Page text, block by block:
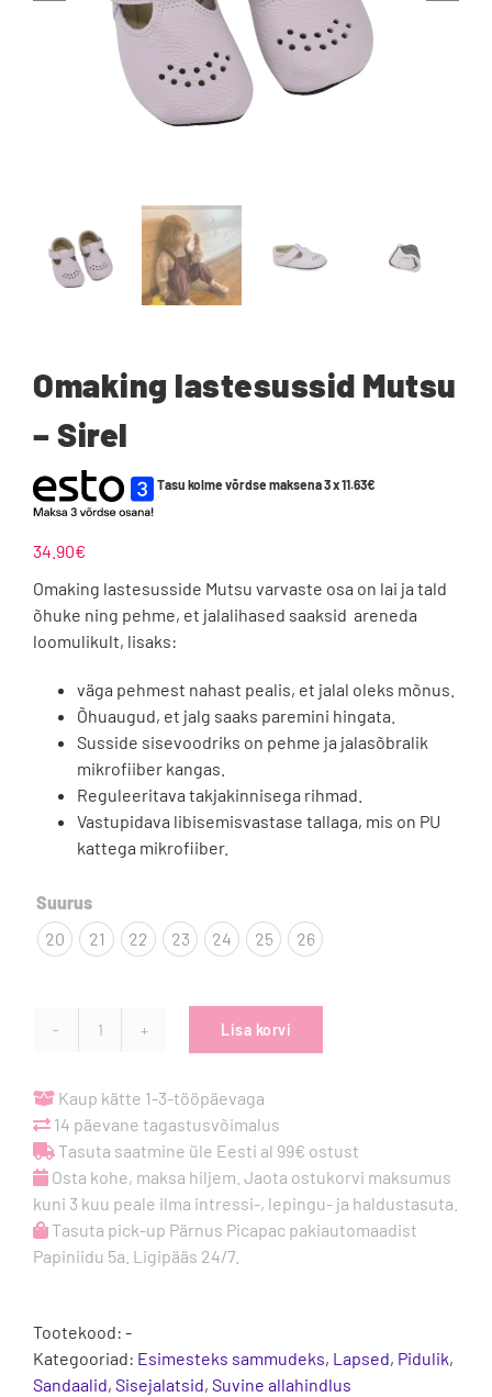
Omaking lastesussid Mutsu
– Sirel
Tasu kolme võrdse maksena 3 x11.63€
34.90€
Omaking lastesusside Mutsu varvaste osa on lai ja tald
õhuke ning pehme, et jalalihased saaksid areneda
loomulikult, lisaks:
väga pehmest nahast pealis, et jalal oleks mõnus.
Õhuaugud, et jalg saaks paremini hingata.
Susside sisevoodriks on pehme ja jalasõbralik
mikrofiiber kangas.
Reguleeritava takjakinnisega rihmad.
Vastupidava libisemisvastase tallaga, mis on PU
kattega mikrofiiber.
Suurus
20 21 22 23 24 25 26
Omaking
Mutsu
-
Sirel
kogus
Lisa korvi
Kaup kätte 1-3-tööpäevaga
14 päevane tagastusvõimalus
Tasuta saatmine üle Eesti al 99€ ostust
Osta kohe, maksa hiljem. Jaota ostukorvi maksumus
kuni 3 kuu peale ilma intressi-, lepingu- ja haldustasuta.
Tasuta pick-up Pärnus Picapac pakiautomaadist
Papiniidu 5a. Ligipääs 24/7.
Tootekood: -
Kategooriad: Esimesteks sammudeks, Lapsed, Pidulik,
Sandaalid, Sisejalatsid, Suvine allahindlus